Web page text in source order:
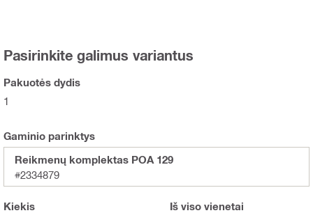
Pasirinkite galimus variantus
Pakuotės dydis
1
Gaminio parinktys
Reikmenų komplektas POA 129
#2334879
Kiekis Iš visovienetai